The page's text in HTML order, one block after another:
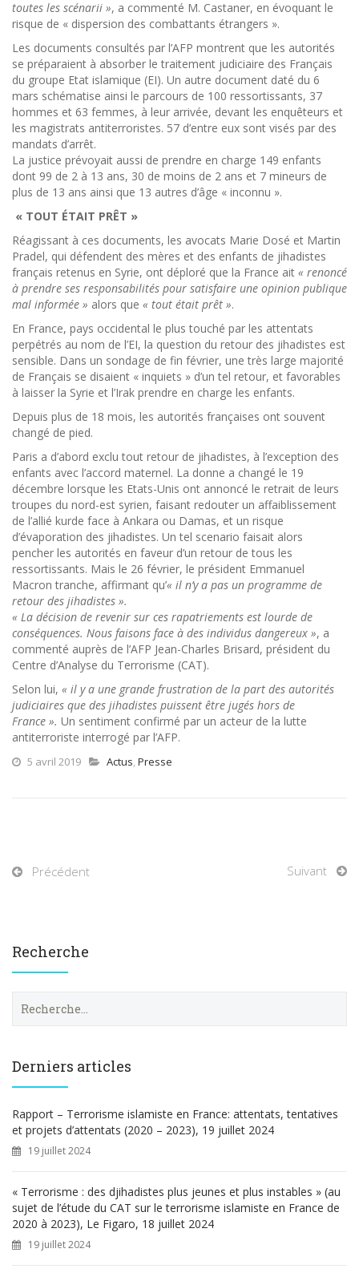
toutes les scénarii », a commenté M. Castaner, en évoquant le
risque de « dispersion des combattants étrangers ».
Les documents consultés par l’AFP montrent que les autorités
se préparaient à absorber le traitement judiciaire des Français
du groupe Etat islamique (EI). Un autre document daté du 6
mars schématise ainsi le parcours de 100 ressortissants, 37
hommes et 63 femmes, à leur arrivée, devant les enquêteurs et
les magistrats antiterroristes. 57 d’entre eux sont visés par des
mandats d’arrêt.
La justice prévoyait aussi de prendre en charge 149 enfants
dont 99 de 2 à 13 ans, 30 de moins de 2 ans et 7 mineurs de
plus de 13 ans ainsi que 13 autres d’âge « inconnu ».
« TOUT ÉTAIT PRÊT »
Réagissant à ces documents, les avocats Marie Dosé et Martin
Pradel, qui défendent des mères et des enfants de jihadistes
français retenus en Syrie, ont déploré que la France ait « renoncé
à prendre ses responsabilités pour satisfaire une opinion publique
mal informée » alors que « tout était prêt ».
En France, pays occidental le plus touché par les attentats
perpétrés au nom de l’EI, la question du retour des jihadistes est
sensible. Dans un sondage de fin février, une très large majorité
de Français se disaient « inquiets » d’un tel retour, et favorables
à laisser la Syrie et l’Irak prendre en charge les enfants.
Depuis plus de 18 mois, les autorités françaises ont souvent
changé de pied.
Paris a d’abord exclu tout retour de jihadistes, à l’exception des
enfants avec l’accord maternel. La donne a changé le 19
décembre lorsque les Etats-Unis ont annoncé le retrait de leurs
troupes du nord-est syrien, faisant redouter un affaiblissement
de l’allié kurde face à Ankara ou Damas, et un risque
d’évaporation des jihadistes. Un tel scenario faisait alors
pencher les autorités en faveur d’un retour de tous les
ressortissants. Mais le 26 février, le président Emmanuel
Macron tranche, affirmant qu’« il n’y a pas un programme de
retour des jihadistes ».
« La décision de revenir sur ces rapatriements est lourde de
conséquences. Nous faisons face à des individus dangereux », a
commenté auprès de l’AFP Jean-Charles Brisard, président du
Centre d’Analyse du Terrorisme (CAT).
Selon lui, « il y a une grande frustration de la part des autorités
judiciaires que des jihadistes puissent être jugés hors de
France ». Un sentiment confirmé par un acteur de la lutte
antiterroriste interrogé par l’AFP.
5 avril 2019 Actus, Presse
Précédent Suivant
Recherche
e
h
e
r
Derniers articles
Rapport – Terrorisme islamiste en France: attentats, tentatives
et projets d’attentats (2020 – 2023), 19 juillet 2024
19 juillet 2024
« Terrorisme : des djihadistes plus jeunes et plus instables » (au
sujet de l’étude du CAT sur le terrorisme islamiste en France de
2020 à 2023), Le Figaro, 18 juillet 2024
19 juillet 2024